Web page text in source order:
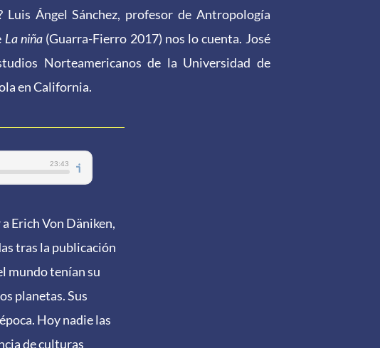
Ángel Sánchez, profesor de Antropología
La niña(Guarra-Fierro 2017) nos lo cuenta. José
Norteamericanos de la Universidad de
en California.
Erich Von Däniken,
tras la publicación
mundo tenían su
planetas. Sus
Hoy nadie las
de culturas